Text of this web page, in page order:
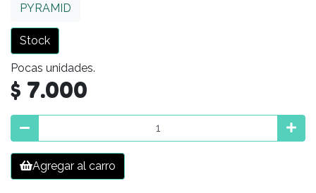
PYRAMID
Stock
Pocas unidades.
$ 7.000
Agregar al carro